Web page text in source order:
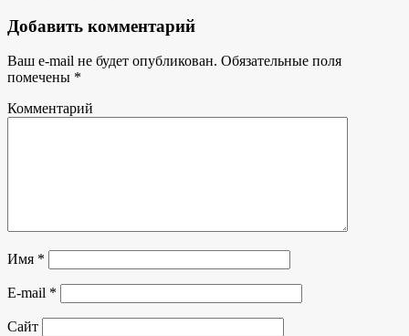
Добавить комментарий
Ваш e-mail не будет опубликован. Обязательные поля
помечены *
Комментарий
Имя *
E-mail *
Сайт